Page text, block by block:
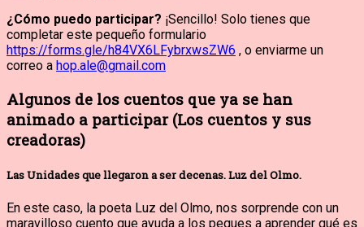
¿Cómo puedo participar? ¡Sencillo! Solo tienes que
completar este pequeño formulario
https://forms.gle/h84VX6LFybrxwsZW6 , o enviarme un
correo a hop.ale@gmail.com
Algunos de los cuentos que ya se han
animado a participar (Los cuentos y sus
creadoras)
Las Unidades que llegaron a ser decenas. Luz del Olmo.
En este caso, la poeta Luz del Olmo, nos sorprende con un
maravilloso cuento que ayuda a los peques a aprender qué es